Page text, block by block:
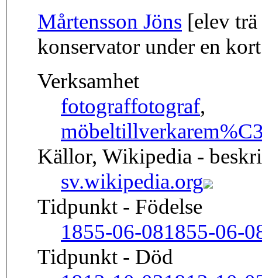
Mårtensson Jöns [elev
konservator under en
Verksamhet
fotograffotograf,
möbeltillverkare
Källor, Wikipedia -
sv.wikipedia.org
Tidpunkt - Födelse
1855-06-081855-06-
Tidpunkt - Död